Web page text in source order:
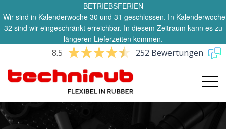
BETRIEBSFERIEN
Wir sind in Kalenderwoche 30 und 31 geschlossen. In Kalenderwoche
32 sind wir eingeschränkt erreichbar. In diesem Zeitraum kann es zu
längeren Lieferzeiten kommen.
8.5 252 Bewertungen